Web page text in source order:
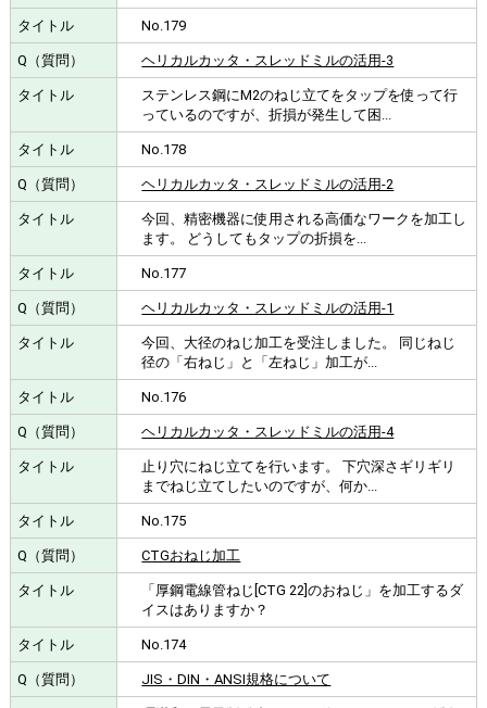
No.179
ヘリカルカッタ・スレッドミルの活用-3
ステンレス鋼にM2のねじ立てをタップを使って行
っているのですが、折損が発生して困...
No.178
ヘリカルカッタ・スレッドミルの活用-2
今回、精密機器に使用される高価なワークを加工し
ます。 どうしてもタップの折損を...
No.177
ヘリカルカッタ・スレッドミルの活用-1
今回、大径のねじ加工を受注しました。 同じねじ
径の「右ねじ」と「左ねじ」加工が...
No.176
ヘリカルカッタ・スレッドミルの活用-4
止り穴にねじ立てを行います。 下穴深さギリギリ
までねじ立てしたいのですが、何か...
No.175
CTGおねじ加工
「厚鋼電線管ねじ[CTG 22]のおねじ」を加工するダ
イスはありますか？
No.174
JIS・DIN・ANSI規格について